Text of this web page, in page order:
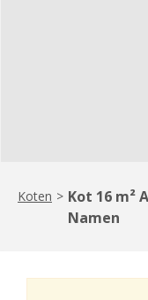
Koten > Kot 16 m²
Namen